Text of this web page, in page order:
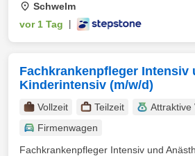
Schwelm
vor 1 Tag
Fachkrankenpfleger Intensiv
Kinderintensiv (m/w/d)
Vollzeit Teilzeit
Attraktive
Firmenwagen
Fachkrankenpfleger Intensiv und